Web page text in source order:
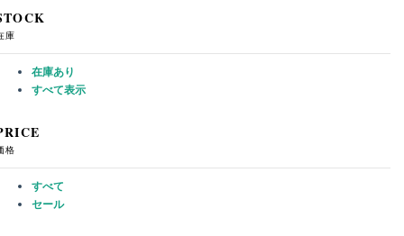
庫
在庫あり
すべて表示
格
すべて
セール